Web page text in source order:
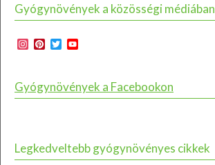
Gyógynövények a közösségi médiában
Instagram
Pinterest
Twitter
Gyógynövények a Facebookon
Legkedveltebb gyógynövényes cikkek